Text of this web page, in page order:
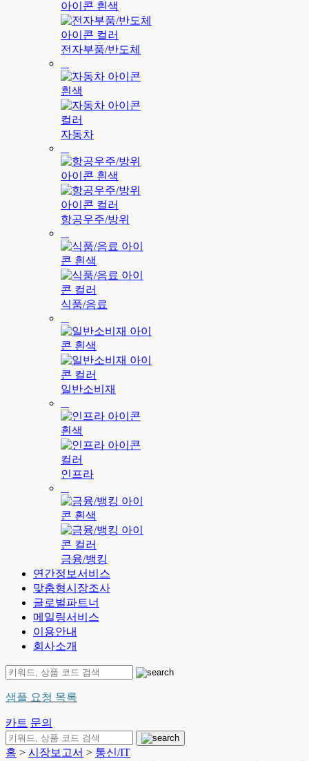
전자부품/반도체
자동차
항공우주/방위
식품/음료
일반소비재
인프라
금융/뱅킹
연간정보서비스
맞춤형시장조사
글로벌파트너
메일링서비스
이용안내
회사소개
샘플 요청 목록
카트 문의
홈 > 시장보고서 > 통신/IT